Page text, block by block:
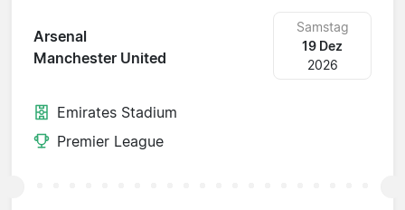
Arsenal
Manchester United
Samstag
19 Dez
2026
Emirates Stadium
Premier League